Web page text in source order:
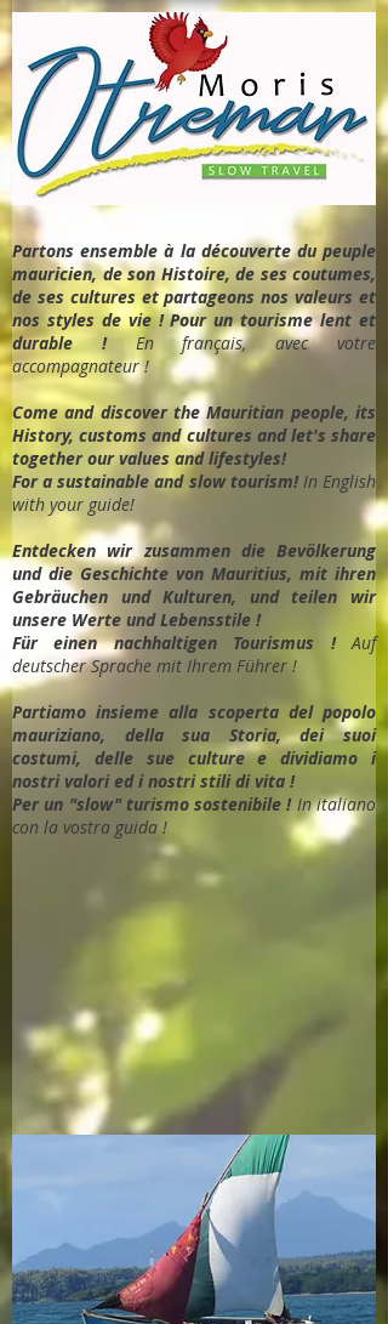
Partons ensemble à la découverte du peuple
mauricien, de son Histoire, de ses coutumes,
de ses cultures et partageons nos valeurs et
nos styles de vie ! Pour un tourisme lent et
durable !En français, avec votre
accompagnateur !
Come and discover the Mauritian people, its
History, customs and cultures and let's share
together our values and lifestyles!
For a sustainable and slow tourism! In English
with your guide!
Entdecken wir zusammen die Bevölkerung
und die Geschichte von Mauritius, mit ihren
Gebräuchen und Kulturen, und teilen wir
unsere Werte und Lebensstile !
Für einen nachhaltigen Tourismus !Auf
deutscher Sprache mit Ihrem Führer !
Partiamo insieme alla scoperta del popolo
mauriziano, della sua Storia, dei suoi
costumi, delle sue culture e dividiamo i
nostri valori ed i nostri stili di vita !
Per un "slow" turismo sostenibile !In italiano
con la vostra guida !